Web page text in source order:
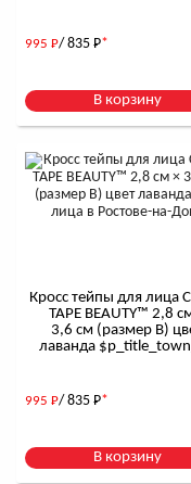
995 Р/ 835 Р*
В корзину
Кросс тейпы для лица
TAPE BEAUTY™ 2,8
3,6 см (размер B)
лаванда
995 Р/ 835 Р*
В корзину